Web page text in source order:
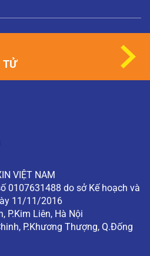
VIỆT NAM
0107631488 do sở Kế hoạch và
11/11/2016
P.Kim Liên, Hà Nội
P.Khương Thượng, Q.Đống
TỬ